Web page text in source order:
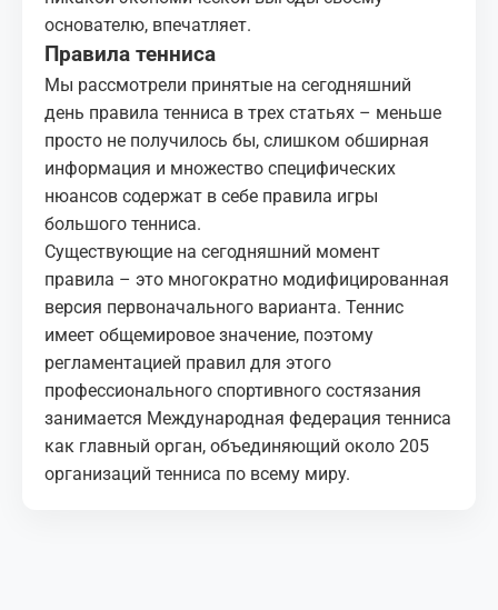
основателю, впечатляет.
Правила тенниса
Мы рассмотрели принятые на сегодняшний
день правила тенниса в трех статьях – меньше
просто не получилось бы, слишком обширная
информация и множество специфических
нюансов содержат в себе правила игры
большого тенниса.
Существующие на сегодняшний момент
правила – это многократно модифицированная
версия первоначального варианта. Теннис
имеет общемировое значение, поэтому
регламентацией правил для этого
профессионального спортивного состязания
занимается Международная федерация тенниса
как главный орган, объединяющий около 205
организаций тенниса по всему миру.